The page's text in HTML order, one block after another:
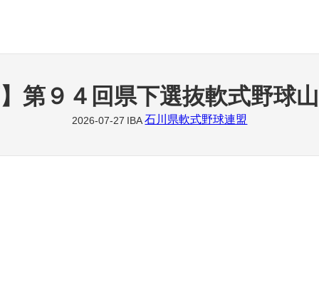
第９４回県下選抜軟式野球
2026-07-27 IBA 石川県軟式野球連盟